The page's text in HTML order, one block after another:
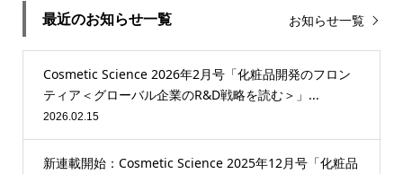
最近のお知らせ一覧 お知らせ一覧
Cosmetic Science 2026年2月号「化粧品開発のフロン
ティア＜グローバル企業のR&D戦略を読む＞」...
2026.02.15
新連載開始：Cosmetic Science 2025年12月号「化粧品